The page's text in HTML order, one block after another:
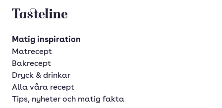
Tasteline startsida
Matig inspiration
Matrecept
Bakrecept
Dryck & drinkar
Alla våra recept
Tips, nyheter och matig fakta